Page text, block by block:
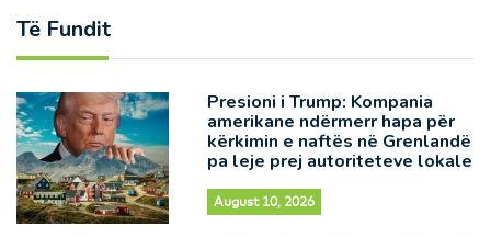
Të Fundit
Presioni i Trump: Kompania
amerikane ndërmerr hapa për
kërkimin e naftës në Grenlandë
pa leje prej autoriteteve lokale
August 10, 2026